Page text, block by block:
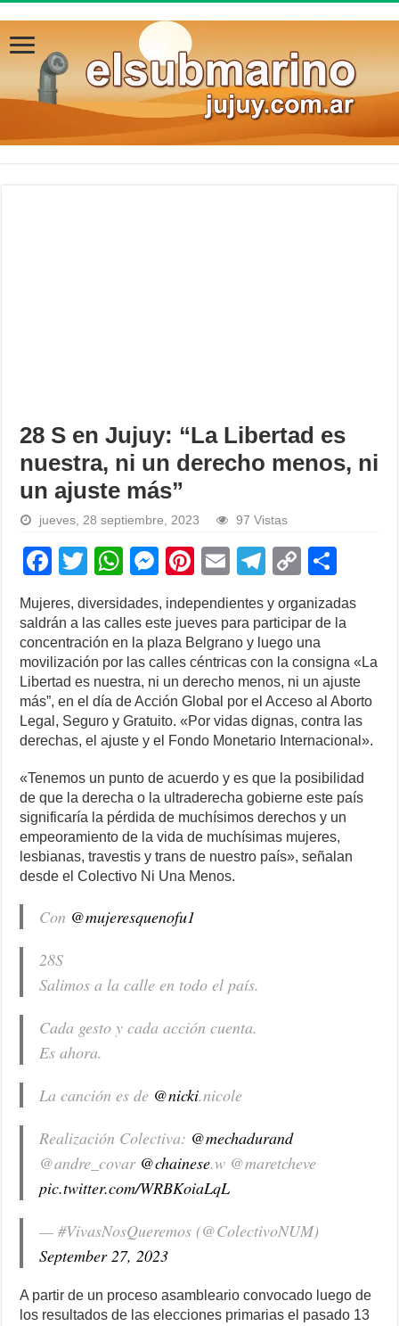
28 S en Jujuy: “La Libertad es
nuestra, ni un derecho menos, ni
un ajuste más”
jueves, 28 septiembre, 2023 97 Vistas
F
c
e
b
o
o
T
wi
tt
er
W
h
at
s
A
p
p
M
e
ss
e
n
g
er
Pi
er
e
st
E
ail
T
e
gr
a
m
C
o
p
y
Li
n
k
h
ar
Mujeres, diversidades, independientes y organizadas
saldrán a las calles este jueves para participar de la
concentración en la plaza Belgrano y luego una
movilización por las calles céntricas con la consigna «La
Libertad es nuestra, ni un derecho menos, ni un ajuste
más”, en el día de Acción Global por el Acceso al Aborto
Legal, Seguro y Gratuito. «Por vidas dignas, contra las
derechas, el ajuste y el Fondo Monetario Internacional».
«Tenemos un punto de acuerdo y es que la posibilidad
de que la derecha o la ultraderecha gobierne este país
significaría la pérdida de muchísimos derechos y un
empeoramiento de la vida de muchísimas mujeres,
lesbianas, travestis y trans de nuestro país», señalan
desde el Colectivo Ni Una Menos.
Con @mujeresquenofu1
28S
Salimos a la calle en todo el país.
Cada gesto y cada acción cuenta.
Es ahora.
La canción es de @nicki.nicole
Realización Colectiva: @mechadurand
@andre_covar @chainese.w @maretcheve
pic.twitter.com/WRBKoiaLqL
— #VivasNosQueremos (@ColectivoNUM)
September 27, 2023
A partir de un proceso asambleario convocado luego de
los resultados de las elecciones primarias el pasado 13